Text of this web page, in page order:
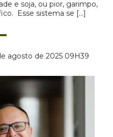
e soja, ou pior, garimpo,
Esse sistema se […]
agosto de 2025 09H39